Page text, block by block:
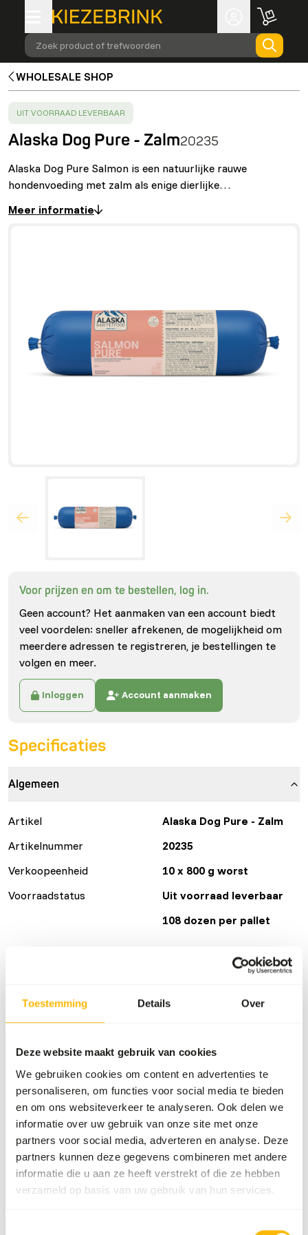
Toestemming Details Over
Deze website maakt gebruik van cookies
We gebruiken cookies om content en advertenties te
personaliseren, om functies voor social media te bieden
en om ons websiteverkeer te analyseren. Ook delen we
informatie over uw gebruik van onze site met onze
partners voor social media, adverteren en analyse. Deze
partners kunnen deze gegevens combineren met andere
informatie die u aan ze heeft verstrekt of die ze hebben
verzameld op basis van uw gebruik van hun services.
Zoek product of trefwoorden
WHOLESALE SHOP
SUCCESS:
UIT VOORRAAD LEVERBAAR
Alaska Dog Pure - Zalm20235
Alaska Dog Pure Salmon is een natuurlijke rauwe
hondenvoeding met zalm als enige dierlijke…
Meer informatie
Voor prijzen en om te bestellen, log in.
Geen account? Het aanmaken van een account biedt
veel voordelen: sneller afrekenen, de mogelijkheid om
meerdere adressen te registreren, je bestellingen te
volgen en meer.
Inloggen Account aanmaken
Specificaties
Algemeen
Artikel
Alaska Dog Pure - Zalm
Artikelnummer
20235
Verkoopeenheid
10 x 800 g worst
Voorraadstatus
Uit voorraad leverbaar
108 dozen per pallet
Samenstelling
85% zalm (55% lijven, 30%
5% bloemkool).
Merk
Alaska Raw Petfood
Meer informatie
Klik hier
Voedingsadvies
Let op: Variatie met eiwitbronnen is noodzakelijk. Voor
voeradvies, zie www.alaska-petfood.nl . Dit product is een